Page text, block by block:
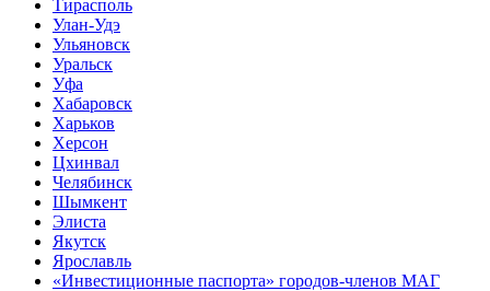
Тирасполь
Улан-Удэ
Ульяновск
Уральск
Уфа
Хабаровск
Харьков
Херсон
Цхинвал
Челябинск
Шымкент
Элиста
Якутск
Ярославль
«Инвестиционные паспорта» городов-членов МАГ